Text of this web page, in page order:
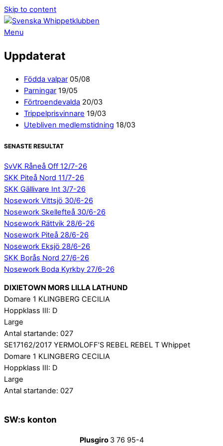
Skip to content
Menu
Uppdaterat
Födda valpar 05/08
Parningar 19/05
Förtroendevalda 20/03
Trippelprisvinnare 19/03
Utebliven medlemstidning 18/03
SENASTE RESULTAT
SvVK Råneå Off 12/7-26
SKK Piteå Nord 11/7-26
SKK Gällivare Int 3/7-26
Nosework Vittsjö 30/6-26
Nosework Skellefteå 30/6-26
Nosework Rättvik 28/6-26
Nosework Piteå 28/6-26
Nosework Eksjö 28/6-26
SKK Borås Nord 27/6-26
Nosework Boda Kyrkby 27/6-26
DIXIETOWN MORS LILLA LATHUND
Domare 1 KLINGBERG CECILIA
Hoppklass III: D
Large
Antal startande: 027
SE17162/2017 YERMOLOFF’S REBEL REBEL T Whippet
Domare 1 KLINGBERG CECILIA
Hoppklass III: D
Large
Antal startande: 027
SW:s konton
Plusgiro 3 76 95-4